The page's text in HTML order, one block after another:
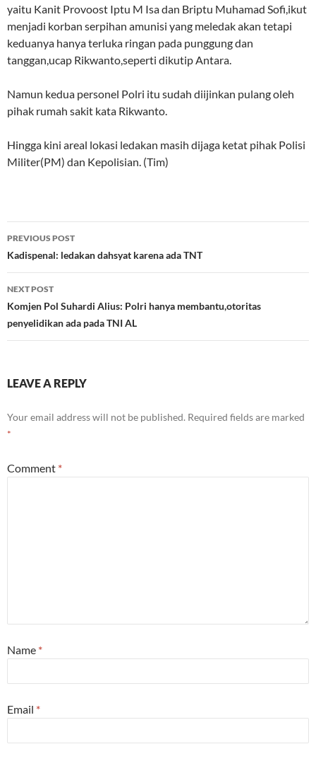
yaitu Kanit Provoost Iptu M Isa dan Briptu Muhamad Sofi,ikut
menjadi korban serpihan amunisi yang meledak akan tetapi
keduanya hanya terluka ringan pada punggung dan
tanggan,ucap Rikwanto,seperti dikutip Antara.
Namun kedua personel Polri itu sudah diijinkan pulang oleh
pihak rumah sakit kata Rikwanto.
Hingga kini areal lokasi ledakan masih dijaga ketat pihak Polisi
Militer(PM) dan Kepolisian. (Tim)
Post
navigation
PREVIOUS POST
Kadispenal: ledakan dahsyat karena ada TNT
NEXT POST
Komjen Pol Suhardi Alius: Polri hanya membantu,otoritas
penyelidikan ada pada TNI AL
LEAVE A REPLY
Your email address will not be published. Required fields are marked
*
Comment *
Name *
Email *